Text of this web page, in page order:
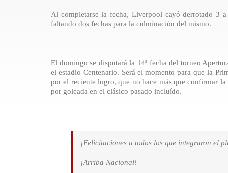
Al completarse la fecha, Liverpool cayó derrotado 3
faltando dos fechas para la culminación del mismo.
El domingo se disputará la 14ª fecha del torneo
el estadio Centenario. Será el momento para que la
por el reciente logro, que no hace más que confirmar
por goleada en el clásico pasado incluído.
¡Felicitaciones a todos los que integraron el
¡Arriba Nacional!